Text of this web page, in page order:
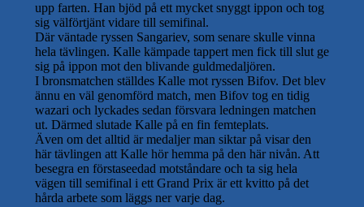
upp farten. Han bjöd på ett mycket snyggt ippon och tog
sig välförtjänt vidare till semifinal.
Där väntade ryssen Sangariev, som senare skulle vinna
hela tävlingen. Kalle kämpade tappert men fick till slut ge
sig på ippon mot den blivande guldmedaljören.
I bronsmatchen ställdes Kalle mot ryssen Bifov. Det blev
ännu en väl genomförd match, men Bifov tog en tidig
wazari och lyckades sedan försvara ledningen matchen
ut. Därmed slutade Kalle på en fin femteplats.
Även om det alltid är medaljer man siktar på visar den
här tävlingen att Kalle hör hemma på den här nivån. Att
besegra en förstaseedad motståndare och ta sig hela
vägen till semifinal i ett Grand Prix är ett kvitto på det
hårda arbete som läggs ner varje dag.